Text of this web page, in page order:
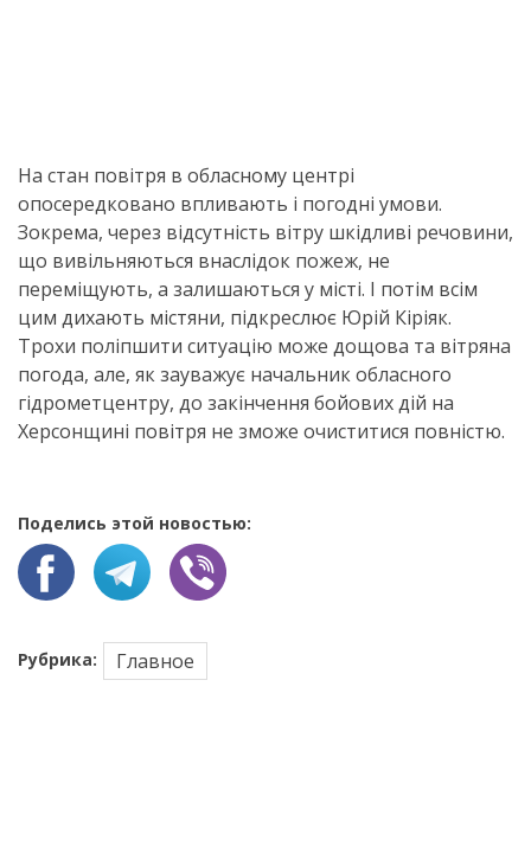
На стан повітря в обласному центрі
опосередковано впливають і погодні умови.
Зокрема, через відсутність вітру шкідливі речовини,
що вивільняються внаслідок пожеж, не
переміщують, а залишаються у місті. І потім всім
цим дихають містяни, підкреслює Юрій Кіріяк.
Трохи поліпшити ситуацію може дощова та вітряна
погода, але, як зауважує начальник обласного
гідрометцентру, до закінчення бойових дій на
Херсонщині повітря не зможе очиститися повністю.
Поделись этой новостью:
Рубрика: Главное